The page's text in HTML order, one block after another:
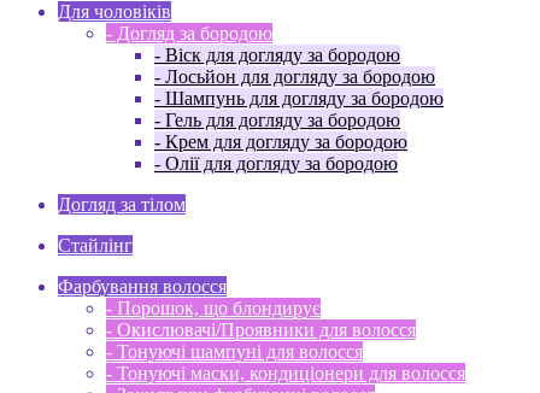
Для чоловіків
- Догляд за бородою
- Віск для догляду за бородою
- Лосьйон для догляду за бородою
- Шампунь для догляду за бородою
- Гель для догляду за бородою
- Крем для догляду за бородою
- Олії для догляду за бородою
Догляд за тілом
Стайлінг
Фарбування волосся
- Порошок, що блондирує
- Окислювачі/Проявники для волосся
- Тонуючі шампуні для волосся
- Тонуючі маски, кондиціонери для волосся